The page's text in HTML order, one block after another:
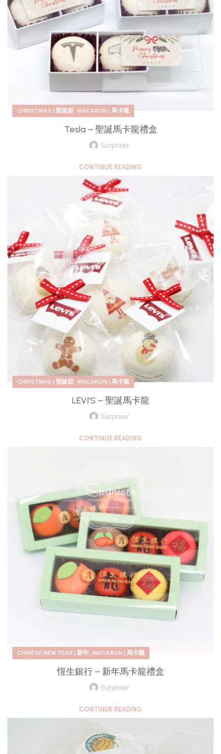
CHRISTMAS | 聖誕節, MACARON | 馬卡龍
Tesla – 聖誕馬卡龍禮盒
Surpriser
CONTINUE READING
CHRISTMAS | 聖誕節, MACARON | 馬卡龍
LEVI’S – 聖誕馬卡龍
Surpriser
CONTINUE READING
CHINESE NEW YEAR | 新年, MACARON | 馬卡龍
恆生銀行 – 新年馬卡龍禮盒
Surpriser
CONTINUE READING